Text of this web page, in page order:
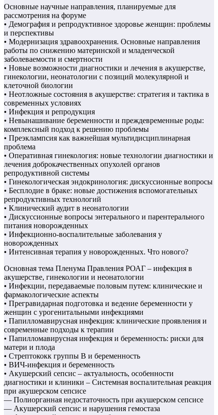
Основные научные направления, планируемые для
рассмотрения на форуме
• Демография и репродуктивное здоровье женщин: проблемы
и перспективы
• Модернизация здравоохранения. Основные направления
работы по снижению материнской и младенческой
заболеваемости и смертности
• Новые возможности диагностики и лечения в акушерстве,
гинекологии, неонатологии с позиций молекулярной и
клеточной биологии
• Неотложные состояния в акушерстве: стратегия и тактика в
современных условиях
• Инфекция и репродукция
• Невынашивание беременности и преждевременные роды:
комплексный подход к решению проблемы
• Преэклампсия как важнейшая мультидисциплинарная
проблема
• Оперативная гинекология: новые технологии диагностики и
лечения доброкачественных опухолей органов
репродуктивной системы
• Гинекологическая эндокринология: дискуссионные вопросы
• Бесплодие в браке: новые достижения вспомогательных
репродуктивных технологий
• Клинический аудит в неонатологии
• Дискуссионные вопросы энтерального и парентерального
питания новорожденных
• Инфекционно-воспалительные заболевания у
новорожденных
• Интенсивная терапия у новорожденных. Что нового?
Основная тема Пленума Правления РОАГ – инфекция в
акушерстве, гинекологии и неонатологии
• Инфекции, передаваемые половым путем: клинические и
фармакологические аспекты
• Прегравидарная подготовка и ведение беременности у
женщин с урогенитальными инфекциями
• Папилломавирусная инфекция: клинические проявления и
современные подходы к терапии
• Папилломавирусная инфекция и беременность: риски для
матери и плода
• Стрептококк группы В и беременность
• ВИЧ-инфекция и беременность
• Акушерский сепсис – актуальность, особенности
диагностики и клиники – Системная воспалительная реакция
при акушерском сепсисе
— Полиорганная недостаточность при акушерском сепсисе
— Акушерский сепсис и нарушения гемостаза